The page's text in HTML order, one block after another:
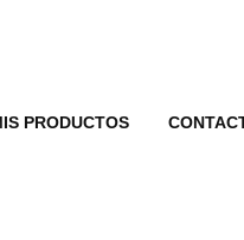
PRODUCTOS